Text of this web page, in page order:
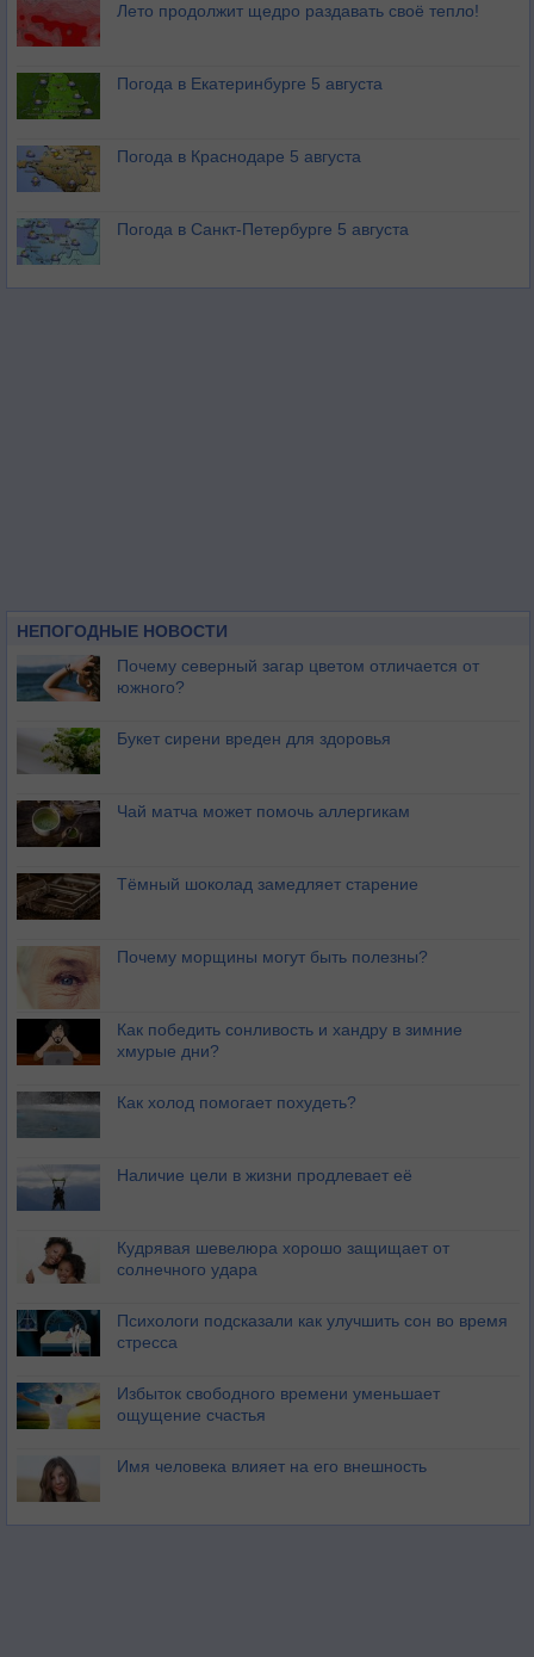
Лето продолжит щедро раздавать своё тепло!
Погода в Екатеринбурге 5 августа
Погода в Краснодаре 5 августа
Погода в Санкт-Петербурге 5 августа
НЕПОГОДНЫЕ НОВОСТИ
Почему северный загар цветом отличается от
южного?
Букет сирени вреден для здоровья
Чай матча может помочь аллергикам
Тёмный шоколад замедляет старение
Почему морщины могут быть полезны?
Как победить сонливость и хандру в зимние
хмурые дни?
Как холод помогает похудеть?
Наличие цели в жизни продлевает её
Кудрявая шевелюра хорошо защищает от
солнечного удара
Психологи подсказали как улучшить сон во время
стресса
Избыток свободного времени уменьшает
ощущение счастья
Имя человека влияет на его внешность